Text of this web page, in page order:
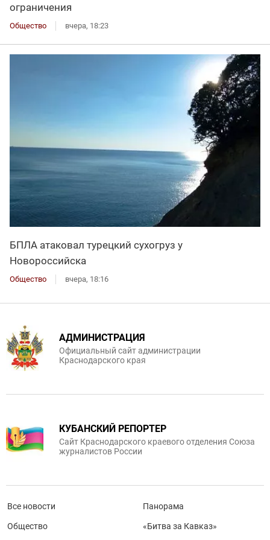
ограничения
Общество вчера, 18:23
БПЛА атаковал турецкий сухогруз у
Новороссийска
Общество вчера, 18:16
АДМИНИСТРАЦИЯ
Официальный сайт администрации
Краснодарского края
КУБАНСКИЙ РЕПОРТЕР
Сайт Краснодарского краевого отделения Союза
журналистов России
Все новости
Общество
Панорама
«Битва за Кавказ»